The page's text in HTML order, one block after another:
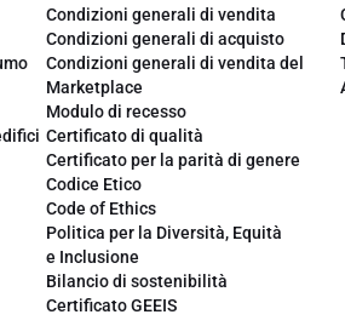
Condizioni generali di vendita
Condizioni generali di acquisto
Condizioni generali di vendita del
Marketplace
Modulo di recesso
Certificato di qualità
Certificato per la parità di genere
Codice Etico
Code of Ethics
Politica per la Diversità, Equità
e Inclusione
Bilancio di sostenibilità
Certificato GEEIS